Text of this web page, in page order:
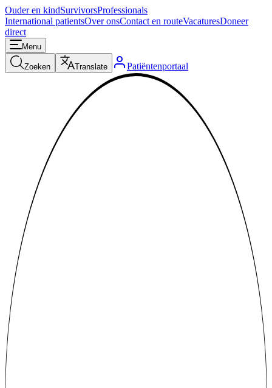
Ouder en kindSurvivorsProfessionals
International patientsOver onsContact en routeVacaturesDoneer
direct
Menu
Zoeken Translate Patiëntenportaal